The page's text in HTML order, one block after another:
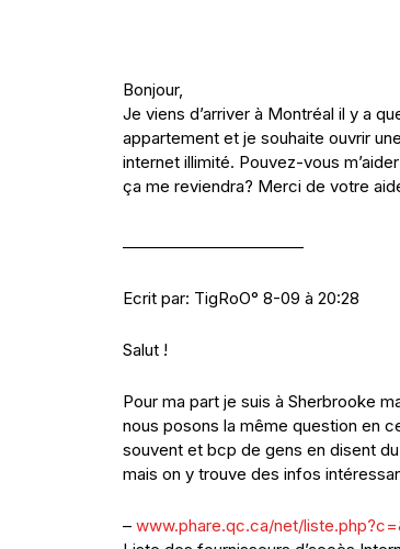
Bonjour,
Je viens d’arriver à Montréal il y a
appartement et je souhaite ouvrir
internet illimité. Pouvez-vous
ça me reviendra? Merci de votre
———————————
Ecrit par: TigRoO° 8-09 à 20:28
Salut !
Pour ma part je suis à Sherbrooke
nous posons la même question en
souvent et bcp de gens en disent
mais on y trouve des infos
– www.phare.qc.ca/net/